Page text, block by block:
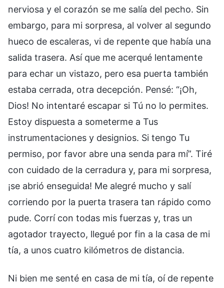
nerviosa y el corazón se me salía del pecho. Sin
embargo, para mi sorpresa, al volver al segundo
hueco de escaleras, vi de repente que había una
salida trasera. Así que me acerqué lentamente
para echar un vistazo, pero esa puerta también
estaba cerrada, otra decepción. Pensé: “¡Oh,
Dios! No intentaré escapar si Tú no lo permites.
Estoy dispuesta a someterme a Tus
instrumentaciones y designios. Si tengo Tu
permiso, por favor abre una senda para mí”. Tiré
con cuidado de la cerradura y, para mi sorpresa,
¡se abrió enseguida! Me alegré mucho y salí
corriendo por la puerta trasera tan rápido como
pude. Corrí con todas mis fuerzas y, tras un
agotador trayecto, llegué por fin a la casa de mi
tía, a unos cuatro kilómetros de distancia.
Ni bien me senté en casa de mi tía, oí de repente